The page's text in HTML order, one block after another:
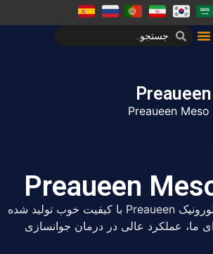
محلول مزوتراپی هیالورونیک Preaueen با کیفیت خوب تولید شده
ما، عملکرد عالی در درمان جوانسازی